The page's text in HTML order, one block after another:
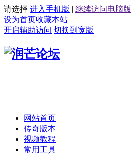
请选择 进入手机版 | 继续访问电脑版
设为首页收藏本站
开启辅助访问 切换到宽版
网站首页
传奇版本
视频教程
常用工具